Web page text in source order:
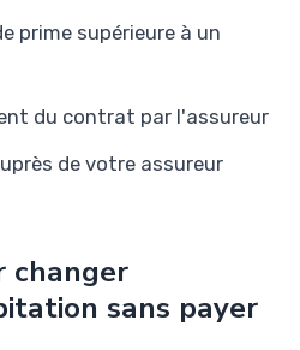
prime supérieure à un
du contrat par l'assureur
de votre assureur
changer
sans payer